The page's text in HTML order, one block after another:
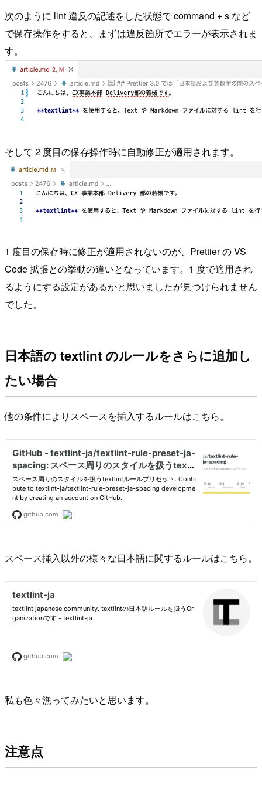
次のように lint 違反の記述をした状態で command + s など
で保存操作をすると、まずは違反箇所でエラーが表示されま
す。
そして 2 度目の保存操作時に自動修正が適用されます。
1 度目の保存時に修正が適用されないのが、Prettier の VS
Code 拡張との挙動の違いとなっています。1 度で適用され
るようにする設定があるかと思いましたが見つけられません
でした。
日本語の textlint のルールをさらに追加し
たい場合
他の条件によりスペースを挿入するルールはこちら。
スペース挿入以外の様々な日本語に関するルールはこちら。
私も色々漁ってみたいと思います。
注意点